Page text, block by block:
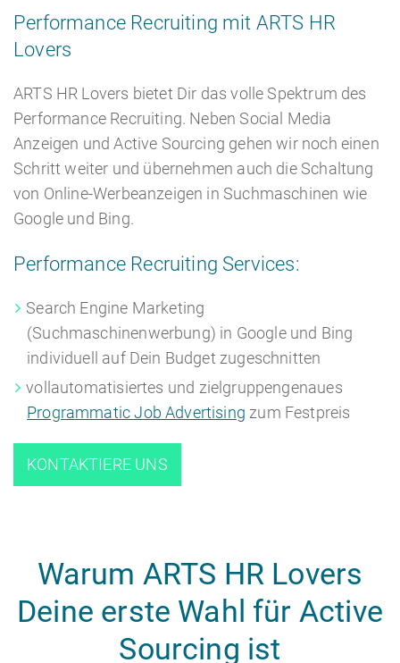
Performance Recruiting mit ARTS HR
Lovers
ARTS HR Lovers bietet Dir das volle Spektrum des
Performance Recruiting. Neben Social Media
Anzeigen und Active Sourcing gehen wir noch einen
Schritt weiter und übernehmen auch die Schaltung
von Online-Werbeanzeigen in Suchmaschinen wie
Google und Bing.
Performance Recruiting Services:
Search Engine Marketing
(Suchmaschinenwerbung) in Google und Bing
individuell auf Dein Budget zugeschnitten
vollautomatisiertes und zielgruppengenaues
Programmatic Job Advertising zum Festpreis
KONTAKTIERE UNS
Warum ARTS HR Lovers
Deine erste Wahl für Active
Sourcing ist